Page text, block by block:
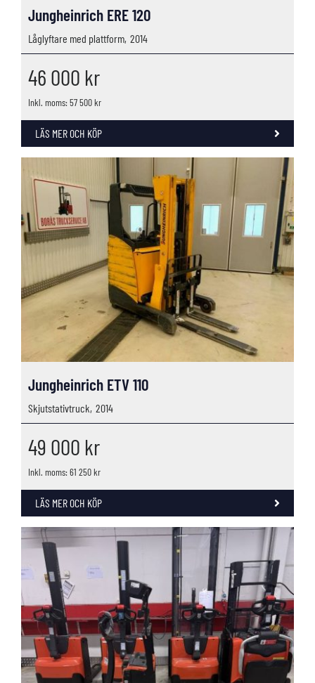
Jungheinrich ERE 120
Låglyftare med plattform, 2014
46 000 kr
Inkl. moms: 57 500 kr
LÄS MER OCH KÖP
Jungheinrich ETV 110
Skjutstativtruck, 2014
49 000 kr
Inkl. moms: 61 250 kr
LÄS MER OCH KÖP